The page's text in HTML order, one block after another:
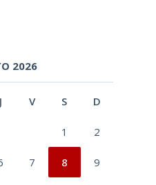
2026
J V S D
1 2
7 8 9